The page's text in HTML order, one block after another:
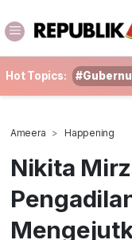
Hot Topics:
Ameera Happening
Nikita